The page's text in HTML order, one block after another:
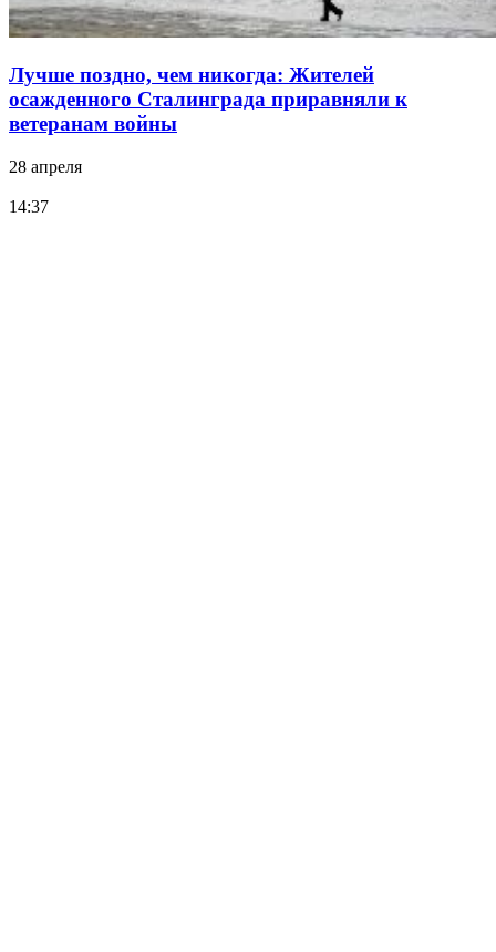
Лучше поздно, чем никогда: Жителей
осажденного Сталинграда приравняли к
ветеранам войны
28 апреля
14:37